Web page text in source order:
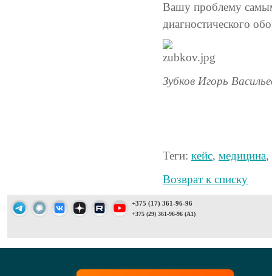
Вашу проблему
диагностического
Зубков Игорь
Теги: кейс, медицина,
Возврат к списку
+375 (17) 361-96-96
+375 (29) 361-96-96 (A1)